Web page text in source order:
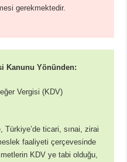
gerekmektedir.
Kanunu Yönünden:
Vergisi (KDV)
Türkiye’de ticari, sınai, zirai
faaliyeti çerçevesinde
KDV ye tabi olduğu,